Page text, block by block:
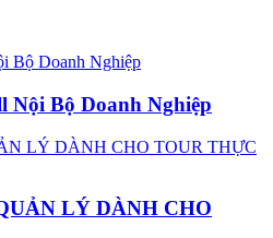
Nội Bộ Doanh Nghiệp
LÝ DÀNH CHO